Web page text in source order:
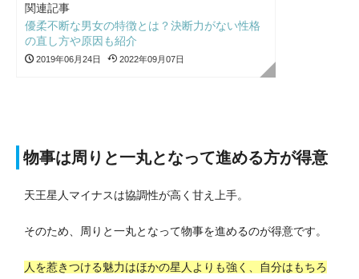
関連記事
優柔不断な男女の特徴とは？決断力がない性格
の直し方や原因も紹介
2019年06月24日 2022年09月07日
物事は周りと一丸となって進める方が得意
天王星人マイナスは協調性が高く甘え上手。
そのため、周りと一丸となって物事を進めるのが得意です。
人を惹きつける魅力はほかの星人よりも強く、自分はもちろ